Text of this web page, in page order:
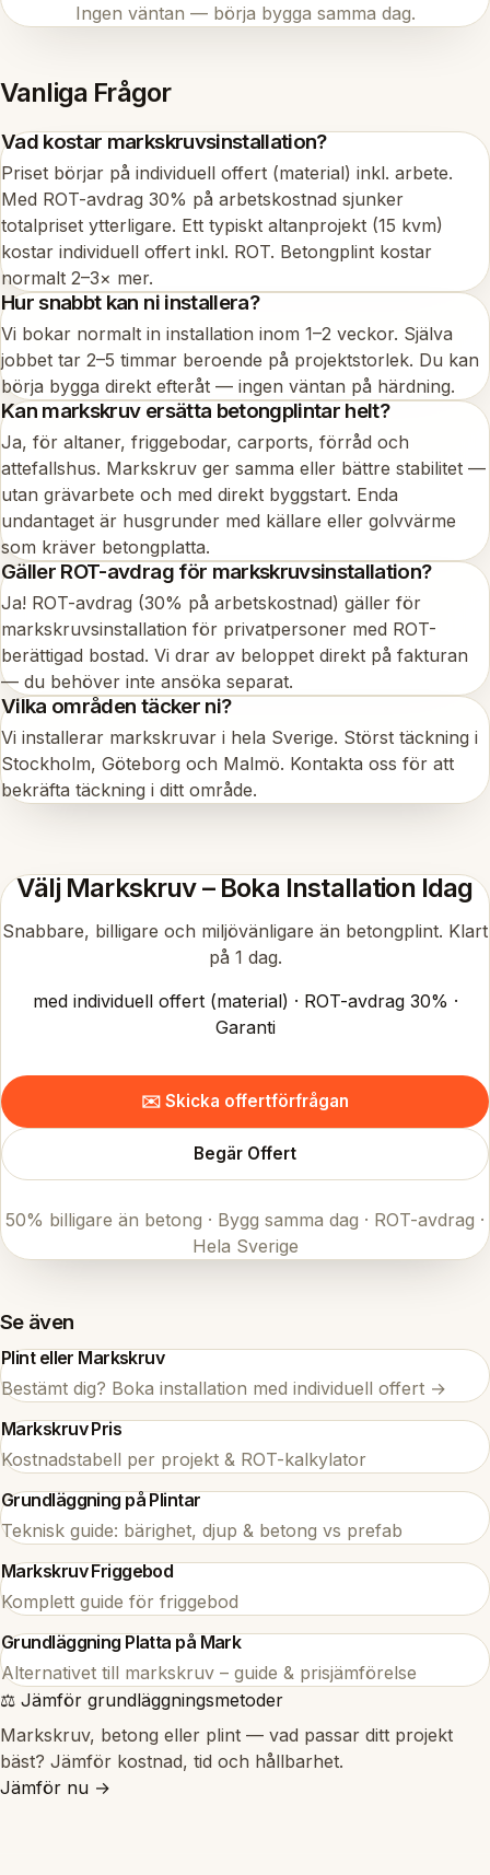
Ingen väntan — börja bygga samma dag.
Vanliga Frågor
Vad kostar markskruvsinstallation?
Priset börjar på individuell offert (material) inkl. arbete.
Med ROT-avdrag 30% på arbetskostnad sjunker
totalpriset ytterligare. Ett typiskt altanprojekt (15 kvm)
kostar individuell offert inkl. ROT. Betongplint kostar
normalt 2–3× mer.
Hur snabbt kan ni installera?
Vi bokar normalt in installation inom 1–2 veckor. Själva
jobbet tar 2–5 timmar beroende på projektstorlek. Du kan
börja bygga direkt efteråt — ingen väntan på härdning.
Kan markskruv ersätta betongplintar helt?
Ja, för altaner, friggebodar, carports, förråd och
attefallshus. Markskruv ger samma eller bättre stabilitet —
utan grävarbete och med direkt byggstart. Enda
undantaget är husgrunder med källare eller golvvärme
som kräver betongplatta.
Gäller ROT-avdrag för markskruvsinstallation?
Ja! ROT-avdrag (30% på arbetskostnad) gäller för
markskruvsinstallation för privatpersoner med ROT-
berättigad bostad. Vi drar av beloppet direkt på fakturan
— du behöver inte ansöka separat.
Vilka områden täcker ni?
Vi installerar markskruvar i hela Sverige. Störst täckning i
Stockholm, Göteborg och Malmö. Kontakta oss för att
bekräfta täckning i ditt område.
Välj Markskruv – Boka Installation Idag
Snabbare, billigare och miljövänligare än betongplint. Klart
på 1 dag.
med individuell offert (material) · ROT-avdrag 30% ·
Garanti
✉️ Skicka offertförfrågan
Begär Offert
50% billigare än betong · Bygg samma dag · ROT-avdrag ·
Hela Sverige
Se även
Plint eller Markskruv
Bestämt dig? Boka installation med individuell offert →
Markskruv Pris
Kostnadstabell per projekt & ROT-kalkylator
Grundläggning på Plintar
Teknisk guide: bärighet, djup & betong vs prefab
Markskruv Friggebod
Komplett guide för friggebod
Grundläggning Platta på Mark
Alternativet till markskruv – guide & prisjämförelse
⚖️ Jämför grundläggningsmetoder
Markskruv, betong eller plint — vad passar ditt projekt
bäst? Jämför kostnad, tid och hållbarhet.
Jämför nu →